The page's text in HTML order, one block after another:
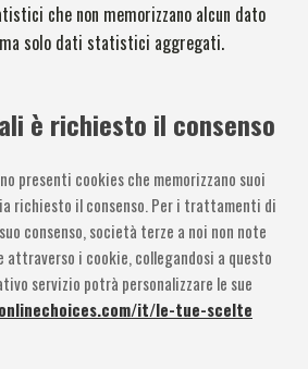
che non memorizzano alcun dato
solo dati statistici aggregati.
è richiesto il consenso
presenti cookies che memorizzano suoi
richiesto il consenso. Per i trattamenti di
consenso, società terze a noi non note
attraverso i cookie, collegandosi a questo
servizio potrà personalizzare le sue
it/le-tue-scelte